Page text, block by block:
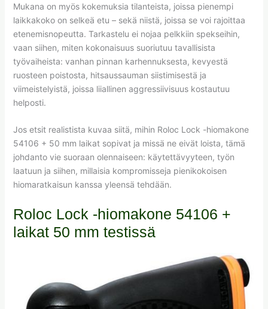
Mukana on myös kokemuksia tilanteista, joissa pienempi
laikkakoko on selkeä etu – sekä niistä, joissa se voi rajoittaa
etenemisnopeutta. Tarkastelu ei nojaa pelkkiin spekseihin,
vaan siihen, miten kokonaisuus suoriutuu tavallisista
työvaiheista: vanhan pinnan karhennuksesta, kevyestä
ruosteen poistosta, hitsaussauman siistimisestä ja
viimeistelyistä, joissa liiallinen aggressiivisuus kostautuu
helposti.
Jos etsit realistista kuvaa siitä, mihin Roloc Lock -hiomakone
54106 + 50 mm laikat sopivat ja missä ne eivät loista, tämä
johdanto vie suoraan olennaiseen: käytettävyyteen, työn
laatuun ja siihen, millaisia kompromisseja pienikokoisen
hiomaratkaisun kanssa yleensä tehdään.
Roloc Lock -hiomakone 54106 +
laikat 50 mm testissä